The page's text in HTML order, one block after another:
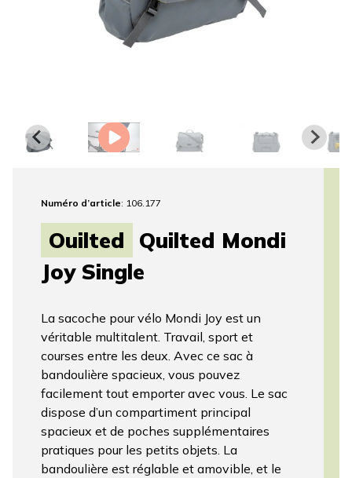
Numéro d’article: 106.177
Ouilted
Quilted Mondi
Joy Single
La sacoche pour vélo Mondi Joy est un
véritable multitalent. Travail, sport et
courses entre les deux. Avec ce sac à
bandoulière spacieux, vous pouvez
facilement tout emporter avec vous. Le sac
dispose d’un compartiment principal
spacieux et de poches supplémentaires
pratiques pour les petits objets. La
bandoulière est réglable et amovible, et le